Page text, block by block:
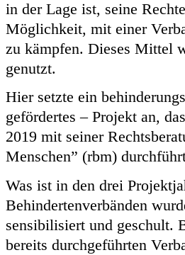
in der Lage ist, seine
Möglichkeit, mit einer
zu kämpfen. Dieses Mittel
genutzt.
Hier setzte ein
gefördertes – Projekt an,
2019 mit seiner
Menschen” (rbm)
Was ist in den drei
Behindertenverbänden
sensibilisiert und geschult.
bereits durchgeführten